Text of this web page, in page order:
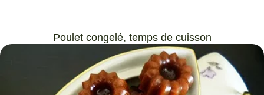
Poulet congelé, temps de cuisson